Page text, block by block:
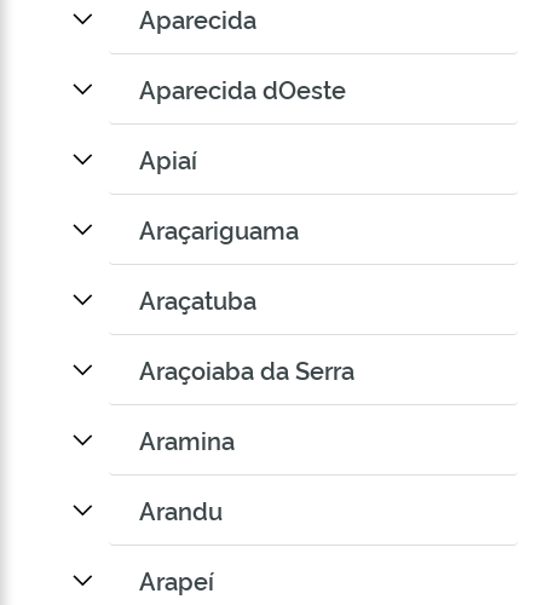
Aparecida
Aparecida dOeste
Apiaí
Araçariguama
Araçatuba
Araçoiaba da Serra
Aramina
Arandu
Arapeí